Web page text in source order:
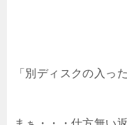
「別ディスクの入っ